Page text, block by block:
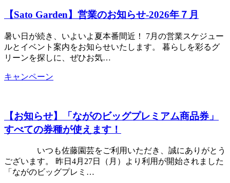
【Sato Garden】営業のお知らせ‐2026年７月
暑い日が続き、いよいよ夏本番間近！ 7月の営業スケジュー
ルとイベント案内をお知らせいたします。 暮らしを彩るグ
リーンを探しに、ぜひお気…
キャンペーン
【お知らせ】「ながのビッグプレミアム商品券」
すべての券種が使えます！
いつも佐藤園芸をご利用いただき、誠にありがとう
ございます。 昨日4月27日（月）より利用が開始されました
「ながのビッグプレミ…